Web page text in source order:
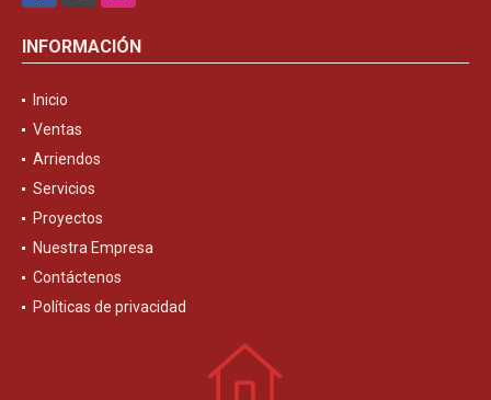
INFORMACIÓN
Inicio
Ventas
Arriendos
Servicios
Proyectos
Nuestra Empresa
Contáctenos
Políticas de privacidad